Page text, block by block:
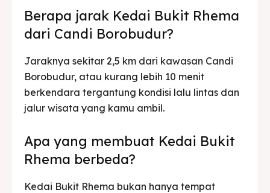
Berapa jarak Kedai Bukit Rhema
dari Candi Borobudur?
Jaraknya sekitar 2,5 km dari kawasan Candi
Borobudur, atau kurang lebih 10 menit
berkendara tergantung kondisi lalu lintas dan
jalur wisata yang kamu ambil.
Apa yang membuat Kedai Bukit
Rhema berbeda?
Kedai Bukit Rhema bukan hanya tempat